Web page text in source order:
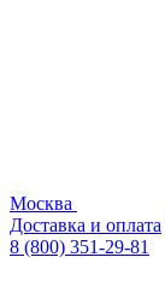
Москва
Доставка и оплата
8 (800) 351-29-81